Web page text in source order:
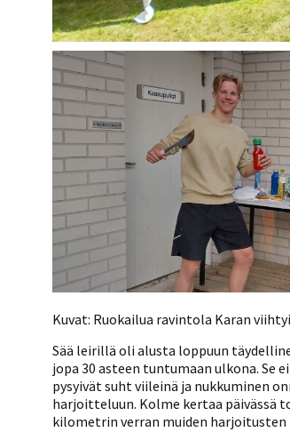
Kuvat: Ruokailua ravintola Karan
Sää leirillä oli alusta loppuun
jopa 30 asteen tuntumaan ulkona. Se
pysyivät suht viileinä ja nukkuminen
harjoitteluun. Kolme kertaa päivässä
kilometrin verran muiden harjoitusten